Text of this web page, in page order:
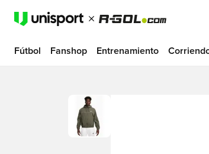
Fútbol Fanshop Entrenamiento